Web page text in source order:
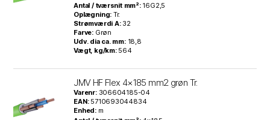
Antal / tværsnit mm²: 16G2,5
Oplægning: Tr.
Strømværdi A: 32
Farve: Grøn
Udv. dia ca. mm: 18,8
Vægt, kg/km: 564
JMV HF Flex 4×185 mm2 grøn Tr.
Varenr: 306604185-04
EAN: 5710693044834
Enhed: m